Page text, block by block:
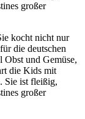
großer
kocht nicht nur
die deutschen
Obst und Gemüse,
die Kids mit
Sie ist fleißig,
großer